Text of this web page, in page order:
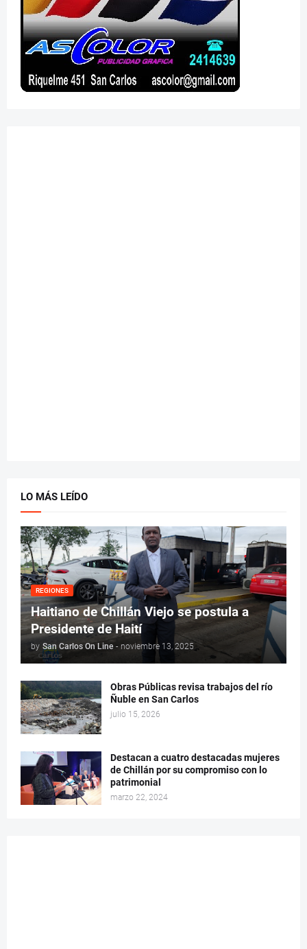
LO MÁS LEÍDO
REGIONES
Haitiano de Chillán Viejo se postula a
Presidente de Haití
by San Carlos On Line - noviembre 13, 2025
Obras Públicas revisa trabajos del río
Ñuble en San Carlos
julio 15, 2026
Destacan a cuatro destacadas mujeres
de Chillán por su compromiso con lo
patrimonial
marzo 22, 2024